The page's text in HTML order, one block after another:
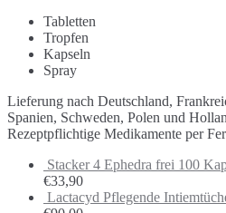
Tabletten
Tropfen
Kapseln
Spray
Lieferung nach Deutschland,
Spanien, Schweden, Polen und
Rezeptpflichtige Medikamente per
Stacker 4 Ephedra frei 100
€33,90
Lactacyd Pflegende